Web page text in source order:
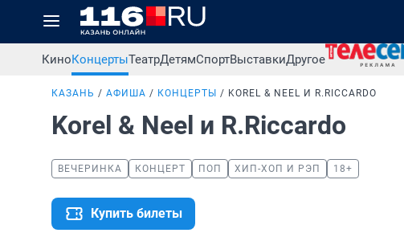
КиноКонцертыТеатрДетямСпортВыставкиДругое
КАЗАНЬ АФИША КОНЦЕРТЫ KOREL & NEEL И R.RICCARDO
Korel & Neel и R.Riccardo
ВЕЧЕРИНКА КОНЦЕРТ ПОП ХИП-ХОП И РЭП 18+
Купить билеты